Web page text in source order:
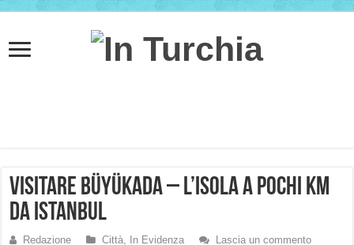
Visitare Büyükada – l’isola a pochi km
da Istanbul
Redazione Città, In Evidenza Lascia un commento